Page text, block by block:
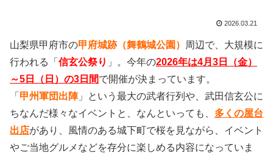
2026.03.21
山梨県甲府市の甲府城跡（舞鶴城公園）
周辺で、大規模に
行われる「 信玄公祭り 」。今年の2026年は4月3日（金）
～5日（日）の3日間で開催が決まっています。
「 甲州軍団出陣」という最大の武者行列や、武田信玄公に
ちなんだ様々なイベントと、なんといっても、 多くの屋台
出店があり、風情のある城下町で桜を見ながら、イベント
やご当地グルメなどを存分に楽しめる内容になっていま